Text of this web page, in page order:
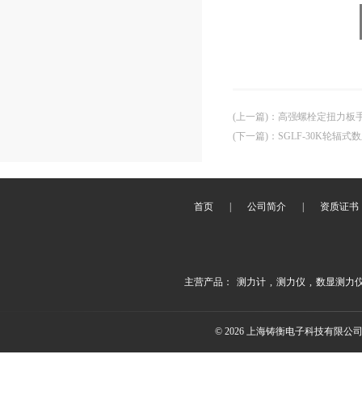
(上一篇) ： 高强螺栓定扭力板
(下一篇) ： SGLF-30K轮辐式
首页 公司简介 资质证书
主营产品： 测力计 , 测力仪 , 数显测力
© 2026 上海铸衡电子科技有限公